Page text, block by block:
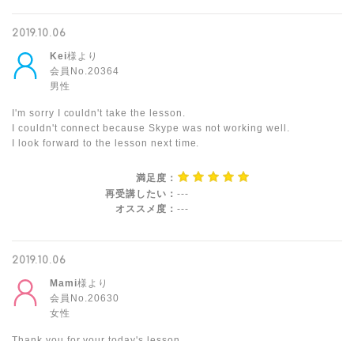
2019.10.06
Kei様より
会員No.20364
男性
I'm sorry I couldn't take the lesson.
I couldn't connect because Skype was not working well.
I look forward to the lesson next time.
満足度：
再受講したい： ---
オススメ度： ---
2019.10.06
Mami様より
会員No.20630
女性